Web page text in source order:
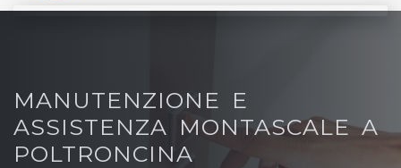
MANUTENZIONE E
ASSISTENZA MONTASCALE A
POLTRONCINA